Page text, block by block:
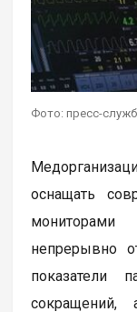
Фото: пресс-
оснащать
непрерывно
показатели
сокращений,